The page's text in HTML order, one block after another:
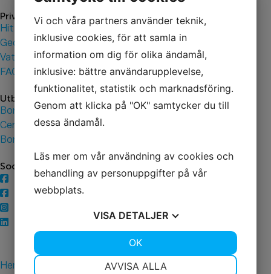
Privatpersoner
Hitta din borrare
Geoenergi
Vatten
FAQ
Utbildningar
Borrteknikerutbildningen
Certifierad Brunnsborrare
Borrtekniker
Sociala medier
Borrföretagen
Borrteknikerutbildningen
Borrföretagen i Sverige
Hemsida & Design av Intendit
Vi och våra partners använder teknik,
inklusive cookies, för att samla in
information om dig för olika ändamål,
inklusive: bättre användarupplevelse,
funktionalitet, statistik och marknadsföring.
Genom att klicka på "OK" samtycker du till
dessa ändamål.
Läs mer om vår användning av cookies och
behandling av personuppgifter på vår
webbplats.
VISA DETALJER
AVVISA ALLA
OK